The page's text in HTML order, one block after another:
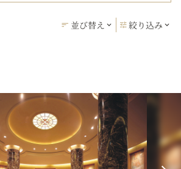
並び替え 絞り込み